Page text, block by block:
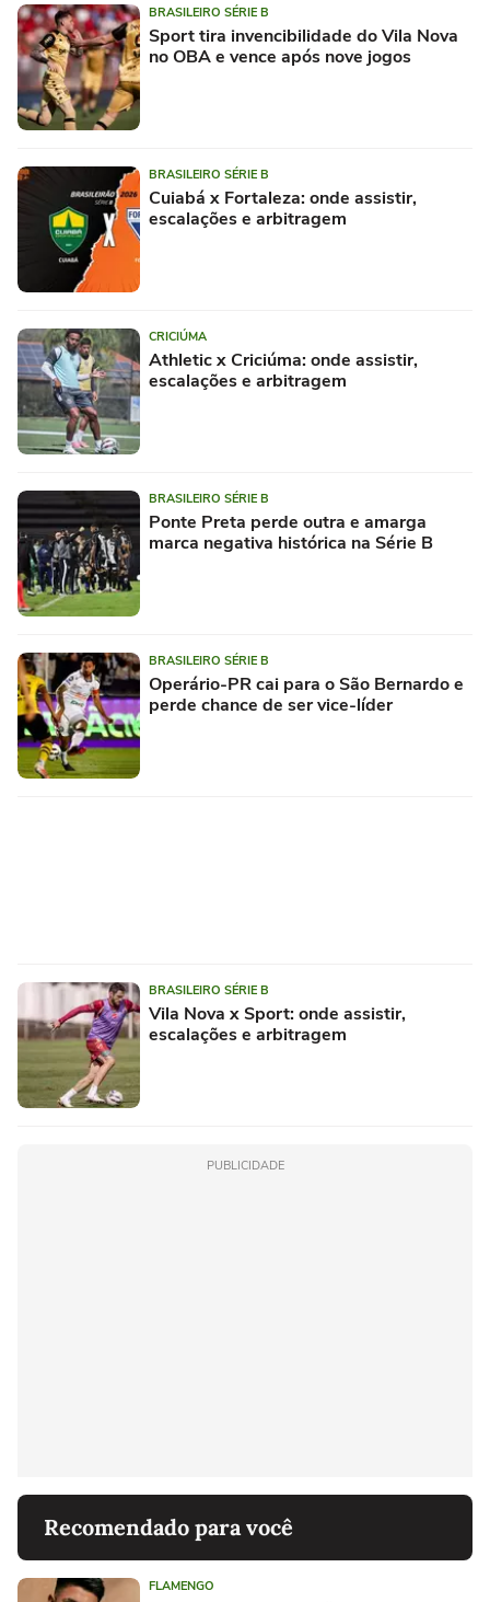
BRASILEIRO SÉRIE B
Sport tira invencibilidade do Vila Nova
no OBA e vence após nove jogos
BRASILEIRO SÉRIE B
Cuiabá x Fortaleza: onde assistir,
escalações e arbitragem
CRICIÚMA
Athletic x Criciúma: onde assistir,
escalações e arbitragem
BRASILEIRO SÉRIE B
Ponte Preta perde outra e amarga
marca negativa histórica na Série B
BRASILEIRO SÉRIE B
Operário-PR cai para o São Bernardo e
perde chance de ser vice-líder
BRASILEIRO SÉRIE B
Vila Nova x Sport: onde assistir,
escalações e arbitragem
PUBLICIDADE
Recomendado para você
FLAMENGO